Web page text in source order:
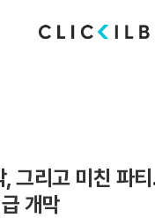
, 그리고 미친 파
개막